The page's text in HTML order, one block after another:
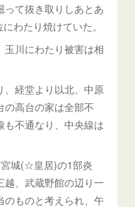
って抜き取りしあとあ
わたり焼けていた。
玉川にわたり被害は相
、経堂より以北、中原
の高台の家は全部不
不通なり、中央線は
城(☆皇居)の1部炎
越、武蔵野館の辺り一
のものと考えられ、午